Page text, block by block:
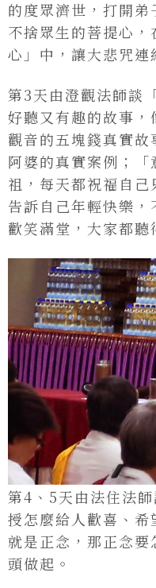
的度眾濟世，打開
不捨眾生的菩提心
心」中，讓大悲咒連
第3天由澄觀法師談
好聽又有趣的故事
觀音的五塊錢真實
阿婆的真實案例；
祖，每天都祝福自
告訴自己年輕快樂
歡笑滿堂，大家都聽
第4、5天由法住法
授怎麼給人歡喜、希
就是正念，那正念
頭做起。